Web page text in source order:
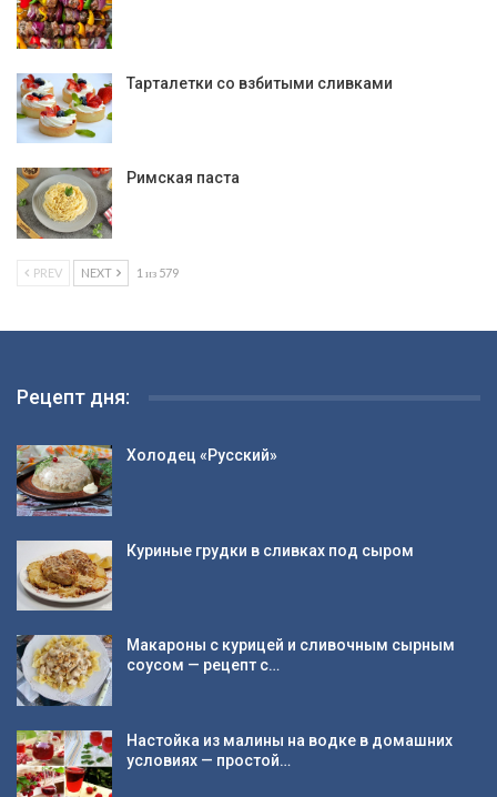
Тарталетки со взбитыми сливками
Римская паста
PREV NEXT 1 из 579
Рецепт дня:
Холодец «Русский»
Куриные грудки в сливках под сыром
Макароны с курицей и сливочным сырным
соусом — рецепт с…
Настойка из малины на водке в домашних
условиях — простой…